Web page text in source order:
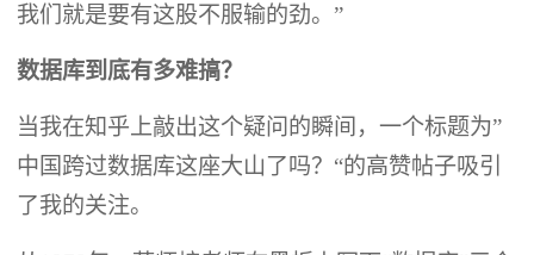
我们就是要有这股不服输的劲。”
数据库到底有多难搞？
当我在知乎上敲出这个疑问的瞬间，一个标题为”
中国跨过数据库这座大山了吗？“的高赞帖子吸引
了我的关注。